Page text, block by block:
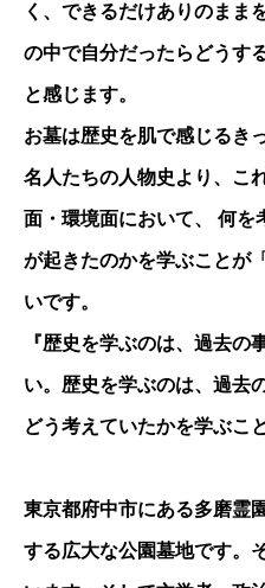
く、できるだけありのまま
の中で自分だったらどうす
と感じます。
お墓は歴史を肌で感じるき
名人たちの人物史より、こ
面・環境面において、 何を
が起きたのかを学ぶことが
いです。
『歴史を学ぶのは、過去の
い。歴史を学ぶのは、過去
どう考えていたかを学ぶこ
東京都府中市にある多磨霊
する広大な公園墓地です。